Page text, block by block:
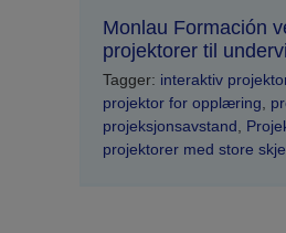
Monlau Formación
projektorer til
Tagger: interaktiv
projektor for opplæring,
projeksjonsavstand,
projektorer med store